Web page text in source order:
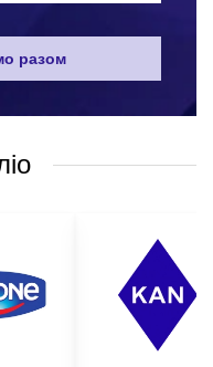
цікавить;
вам оптимальну
разом